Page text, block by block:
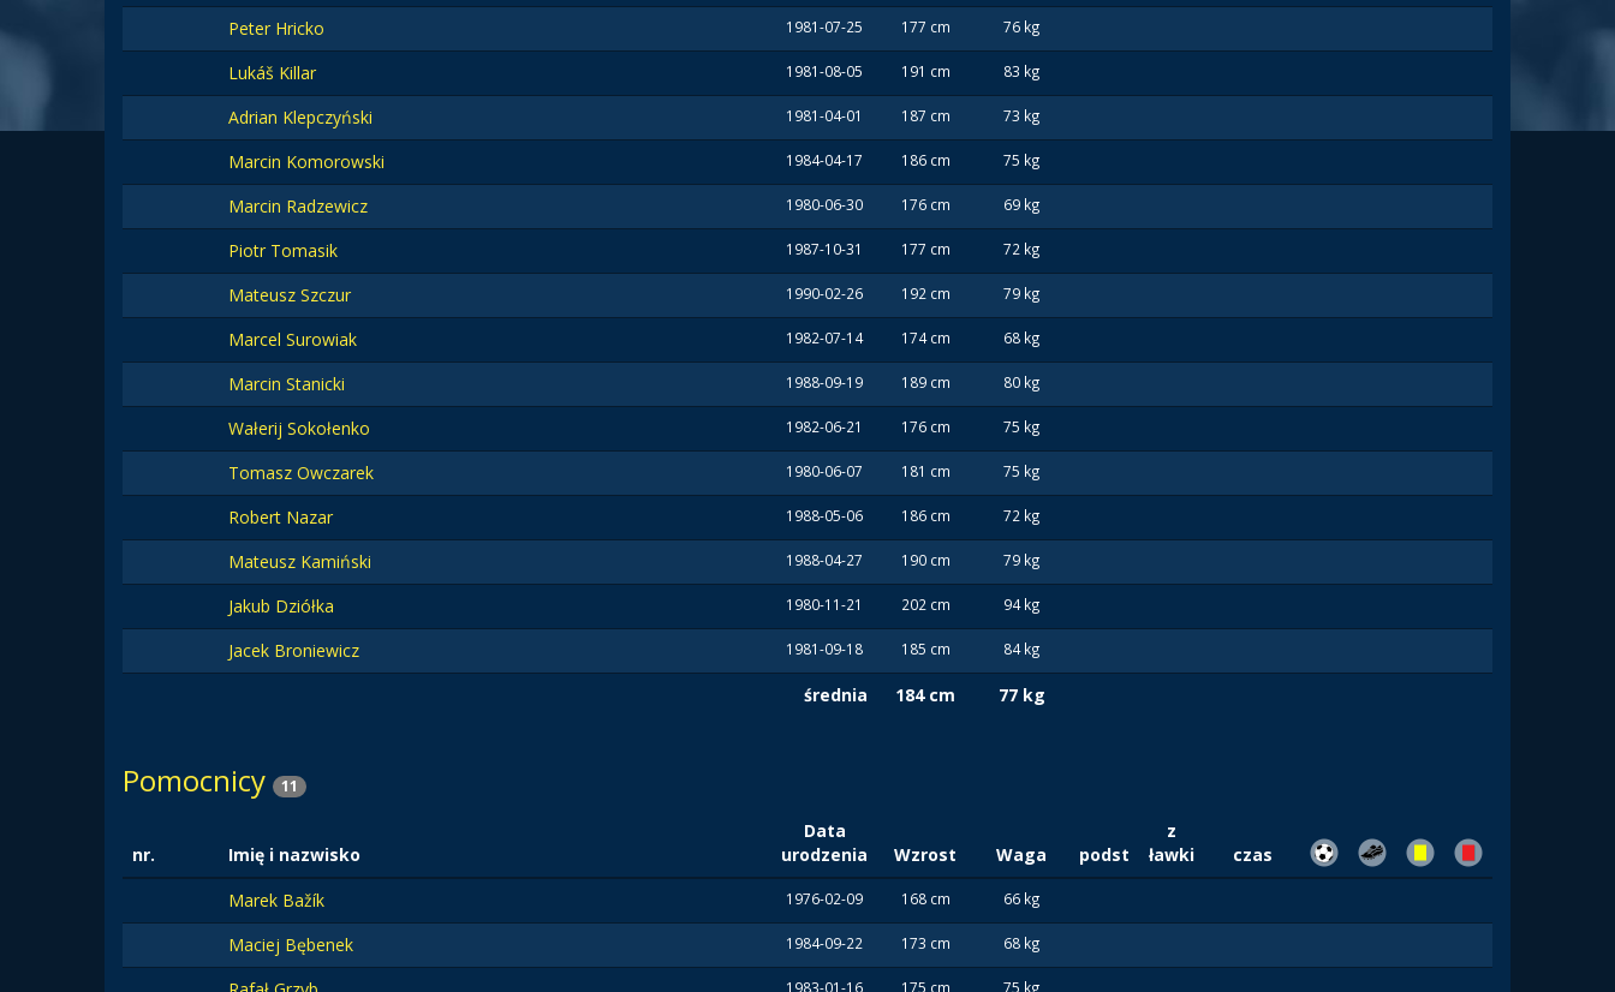
Peter Hricko 1981-07-25 177 cm 76 kg
Lukáš Killar 1981-08-05 191 cm 83 kg
Adrian Klepczyński 1981-04-01 187 cm 73 kg
Marcin Komorowski 1984-04-17 186 cm 75 kg
Marcin Radzewicz 1980-06-30 176 cm 69 kg
Piotr Tomasik 1987-10-31 177 cm 72 kg
Mateusz Szczur 1990-02-26 192 cm 79 kg
Marcel Surowiak 1982-07-14 174 cm 68 kg
Marcin Stanicki 1988-09-19 189 cm 80 kg
Wałerij Sokołenko 1982-06-21 176 cm 75 kg
Tomasz Owczarek 1980-06-07 181 cm 75 kg
Robert Nazar 1988-05-06 186 cm 72 kg
Mateusz Kamiński 1988-04-27 190 cm 79 kg
Jakub Dziółka 1980-11-21 202 cm 94 kg
Jacek Broniewicz 1981-09-18 185 cm 84 kg
średnia 184 cm 77 kg
Pomocnicy 11
nr. Imię i nazwisko
Data
urodzenia
Wzrost Waga podst
z
ławki
czas
Marek Bažík
1976-02-09 168 cm 66 kg
Maciej Bębenek 1984-09-22 173 cm 68 kg
1983-01-16 175 cm 75 kg